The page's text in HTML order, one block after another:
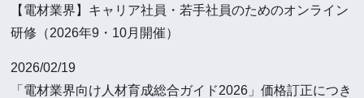
【電材業界】キャリア社員・若手社員のためのオンライン
研修（2026年9・10月開催）
2026/02/19
「電材業界向け人材育成総合ガイド2026」価格訂正につき